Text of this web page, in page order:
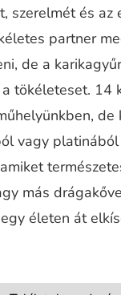
szerelmét és az
partner
de a
tökéleteset. 14
de
vagy
más
életen át